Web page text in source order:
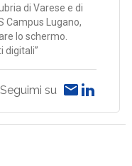
di Varese e di
Campus Lugano,
lo schermo.
digitali”
Seguimi su